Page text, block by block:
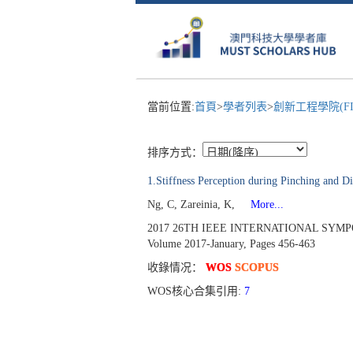
當前位置:首頁>學者列表>創新工程學院
排序方式：
1.Stiffness Perception during Pinching and
Ng, C, Zareinia, K,
More...
2017 26TH IEEE INTERNATIONAL
Volume 2017-January, Pages 456-463
收錄情况： WOS SCOPUS
WOS核心合集引用: 7